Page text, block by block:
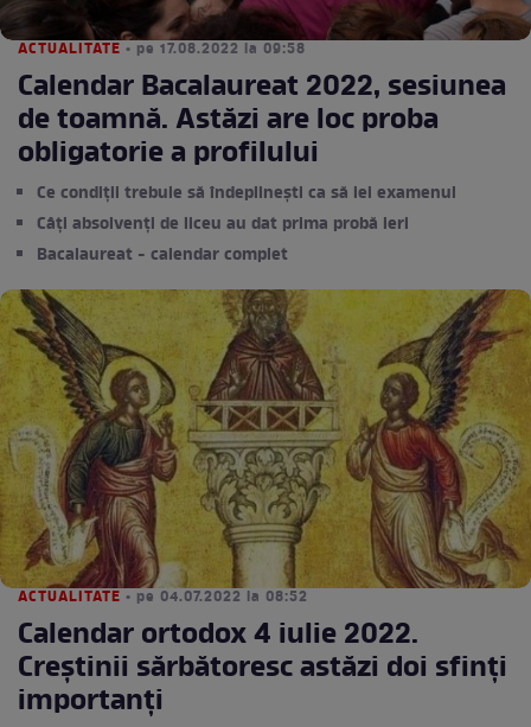
ACTUALITATE • pe 17.08.2022 la 09:58
Calendar Bacalaureat 2022, sesiunea
de toamnă. Astăzi are loc proba
obligatorie a profilului
Ce condiții trebuie să îndeplinești ca să iei examenul
Câți absolvenți de liceu au dat prima probă ieri
Bacalaureat - calendar complet
ACTUALITATE • pe 04.07.2022 la 08:52
Calendar ortodox 4 iulie 2022.
Creștinii sărbătoresc astăzi doi sfinți
importanți